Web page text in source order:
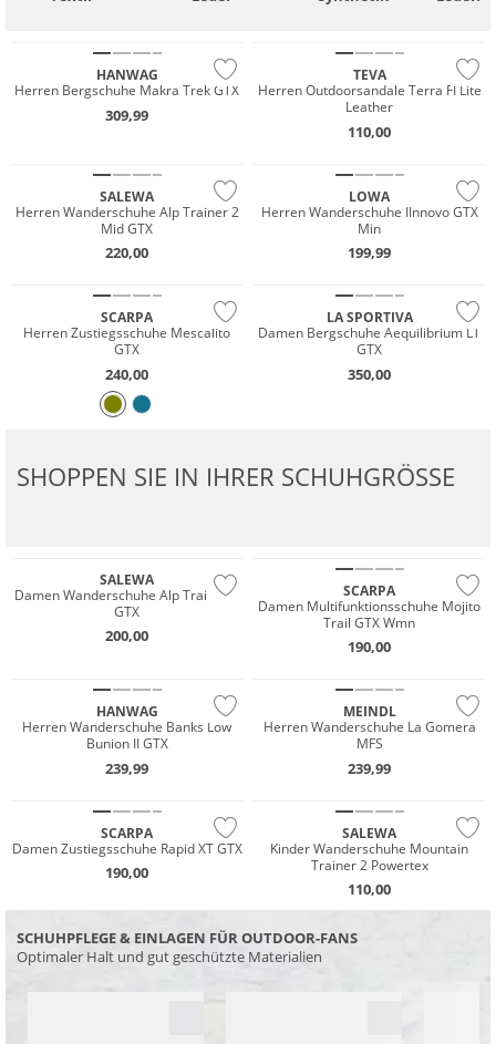
HANWAG
Herren Bergschuhe Makra Trek GTX
309,99
TEVA
Herren Outdoorsandale Terra FI Lite
Leather
110,00
SALEWA
Herren Wanderschuhe Alp Trainer 2
Mid GTX
220,00
LOWA
Herren Wanderschuhe IInnovo GTX
Min
199,99
SCARPA
Herren Zustiegsschuhe Mescalito
GTX
240,00
Wasserfest
LA SPORTIVA
Damen Bergschuhe Aequilibrium LT
GTX
350,00
SHOPPEN SIE IN IHRER SCHUHGRÖSSE
SALEWA
Damen Wanderschuhe Alp Trainer 2
GTX
200,00
Wasserfest
SCARPA
Damen Multifunktionsschuhe Mojito
Trail GTX Wmn
190,00
HANWAG
Herren Wanderschuhe Banks Low
Bunion II GTX
239,99
MEINDL
Herren Wanderschuhe La Gomera
MFS
239,99
Wasserfest
SCARPA
Damen Zustiegsschuhe Rapid XT GTX
190,00
SALEWA
Kinder Wanderschuhe Mountain
Trainer 2 Powertex
110,00
SCHUHPFLEGE & EINLAGEN FÜR OUTDOOR-FANS
Optimaler Halt und gut geschützte Materialien